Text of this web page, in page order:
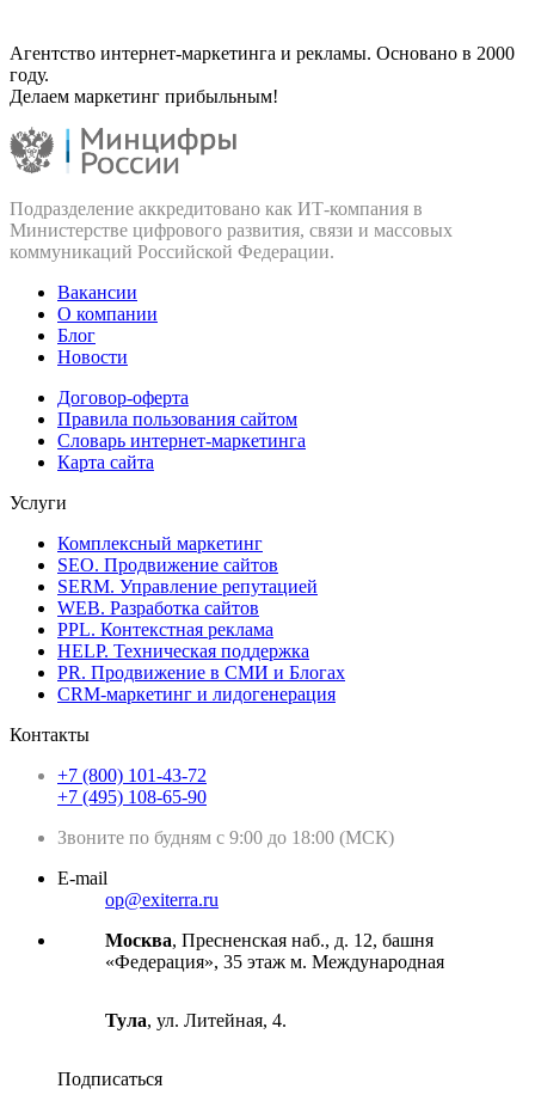
Агентство интернет-маркетинга и рекламы. Основано в 2000
году.
Делаем маркетинг прибыльным!
Подразделение аккредитовано как ИТ‑компания в
Министерстве цифрового развития, связи и массовых
коммуникаций Российской Федерации.
Вакансии
О компании
Блог
Новости
Договор-оферта
Правила пользования сайтом
Словарь интернет-маркетинга
Карта сайта
Услуги
Комплексный маркетинг
SEO. Продвижение сайтов
SERM. Управление репутацией
WEB. Разработка сайтов
PPL. Контекстная реклама
HELP. Техническая поддержка
PR. Продвижение в СМИ и Блогах
CRM-маркетинг и лидогенерация
Контакты
+7 (800) 101-43-72
+7 (495) 108-65-90
Звоните по будням с 9:00 до 18:00 (МСК)
E-mail
op@exiterra.ru
Москва, Пресненская наб., д. 12, башня
«Федерация», 35 этаж м. Международная
Тула, ул. Литейная, 4.
Подписаться